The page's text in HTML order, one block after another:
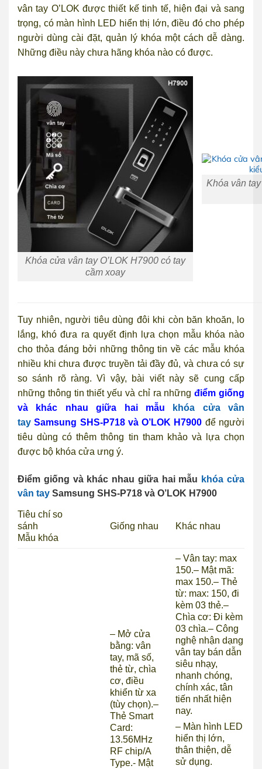
vân tay O’LOK được thiết kế tinh tế, hiện đại và sang
trọng, có màn hình LED hiển thị lớn, điều đó cho phép
người dùng cài đặt, quản lý khóa một cách dễ dàng.
Những điều này chưa hãng khóa nào có được.
Khóa cửa vân tay O’LOK H7900 có tay
cầm xoay
Khóa vân
Tuy nhiên, người tiêu dùng đôi khi còn băn khoăn, lo
lắng, khó đưa ra quyết định lựa chọn mẫu khóa nào
cho thỏa đáng bởi những thông tin về các mẫu khóa
nhiều khi chưa được truyền tải đầy đủ, và chưa có sự
so sánh rõ ràng. Vì vậy, bài viết này sẽ cung cấp
những thông tin thiết yếu và chỉ ra nhữngđiểm giống
và khác nhau giữa hai mẫu
khóa cửa vân
tay Samsung SHS-P718 và O’LOK H7900 để người
tiêu dùng có thêm thông tin tham khảo và lựa chọn
được bộ khóa cửa ưng ý.
Điểm giống và khác nhau giữa hai mẫu khóa cửa
vân tay Samsung SHS-P718 và O’LOK H7900
Tiêu chí so
sánh
Mẫu khóa
Giống nhau Khác nhau
– Mở cửa
bằng: vân
tay, mã số,
thẻ từ, chìa
cơ, điều
khiển từ xa
(tùy chọn).–
Thẻ Smart
Card:
13.56MHz
RF chip/A
Type.­- Mật
– Vân tay: max
150.– Mật mã:
max 150.– Thẻ
từ: max: 150, đi
kèm 03 thẻ.–
Chìa cơ: Đi kèm
03 chìa.– Công
nghệ nhận dạng
vân tay bán dẫn
siêu nhạy,
nhanh chóng,
chính xác, tân
tiến nhất hiện
nay.
– Màn hình LED
hiển thị lớn,
thân thiện, dễ
sử dụng.